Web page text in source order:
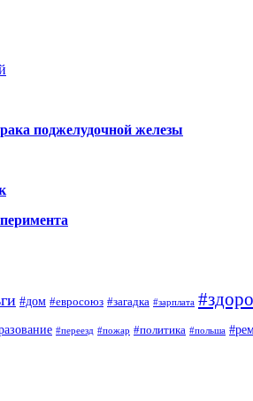
поджелудочной железы
#дом #евросоюз #загадка #зарплата
#переезд #пожар #политика #польша